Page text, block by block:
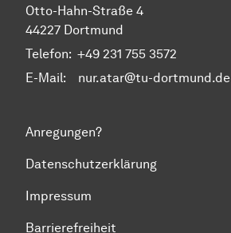
Otto-Hahn-Straße 4
44227 Dortmund
Telefon: +49 231 755 3572
E-Mail: nur.atar@tu-dortmund.de
Anregungen?
Datenschutzerklärung
Impressum
Barrierefreiheit